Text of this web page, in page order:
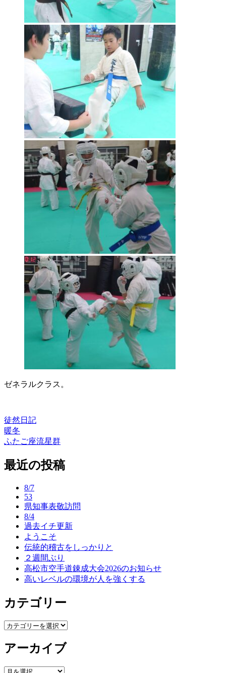
ゼネラルクラス。
徒然日記
投
稿
ナ
暖冬
ふたご座流星群
最近の投稿
8/7
53
県知事表敬訪問
8/4
過去イチ更新
ようこそ
伝統的稽古をしっかりと
２週間ぶり
高松市空手道錬成大会2026のお知らせ
高いレベルの環境が人を強くする
カテゴリー
カ
ゴ
ー
アーカイブ
ア